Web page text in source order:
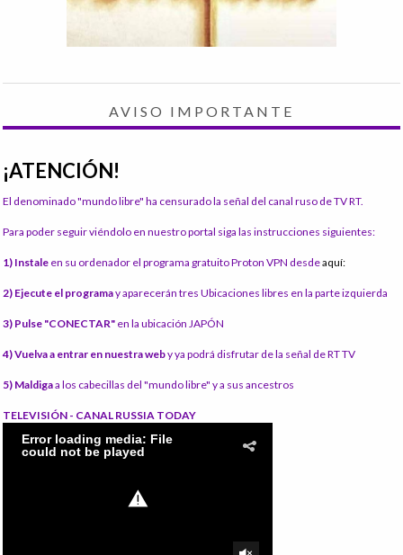
AVISO IMPORTANTE
¡ATENCIÓN!
El denominado "mundo libre" ha censurado la señal del canal ruso de TV RT.
Para poder seguir viéndolo en nuestro portal siga las instrucciones siguientes:
1) Instale en su ordenador el programa gratuito Proton VPN desdeaquí:
2) Ejecute el programay aparecerán tres Ubicaciones libres en la parte izquierda
3) Pulse "CONECTAR" en la ubicación JAPÓN
4) Vuelva a entrar en nuestra weby ya podrá disfrutar de la señal de RT TV
5) Maldigaa los cabecillas del "mundo libre" y a sus ancestros
TELEVISIÓN - CANAL RUSSIA TODAY